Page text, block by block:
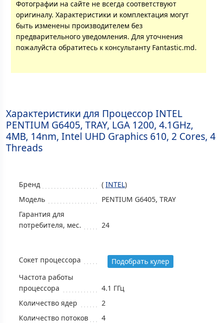
Фотографии на сайте не всегда соответствуют
оригиналу. Характеристики и комплектация могут
быть изменены производителем без
предварительного уведомления. Для уточнения
пожалуйста обратитесь к консультанту Fantastic.md.
Характеристики для Процессор INTEL
PENTIUM G6405, TRAY, LGA 1200, 4.1GHz,
4MB, 14nm, Intel UHD Graphics 610, 2 Cores, 4
Threads
Бренд ( INTEL)
Модель
PENTIUM G6405, TRAY
Гарантия для
потребителя, мес.
24
Сокет процессора
Подобрать кулер
Частота работы
процессора
4.1 ГГц
Количество ядер
2
Количество потоков
4